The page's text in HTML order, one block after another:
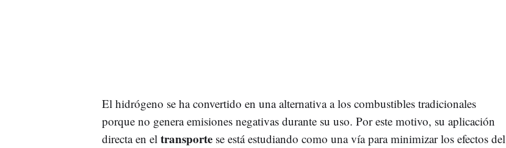
El hidrógeno se ha convertido en una alternativa a los combustibles tradicionales
porque no genera emisiones negativas durante su uso. Por este motivo, su aplicación
directa en el transportese está estudiando como una vía para minimizar los efectos del